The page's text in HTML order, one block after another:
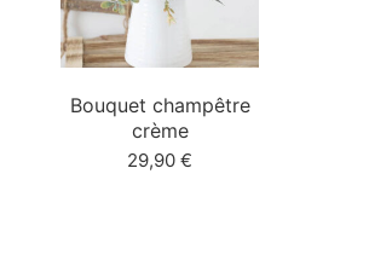
Bouquet champêtre
crème
29,90 €